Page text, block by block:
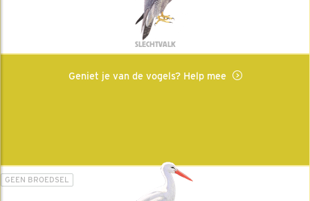
SLECHTVALK
Geniet je van de vogels? Help mee
GEEN BROEDSEL